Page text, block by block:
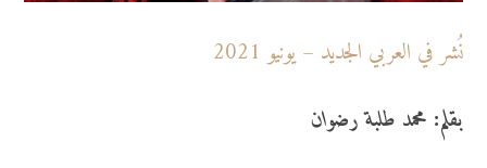
نُشر في العربي الجديد – يونيو 2021
بقلم: محمد طلبة رضوان